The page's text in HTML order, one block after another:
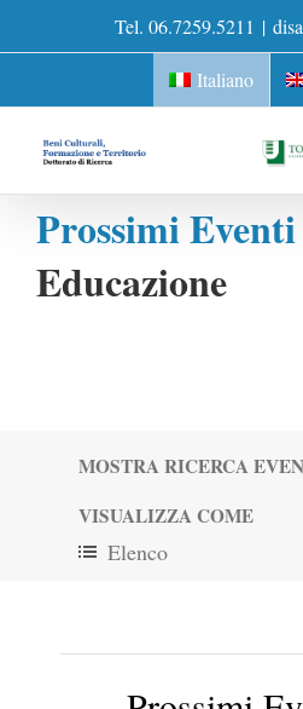
to
Tel. 06.7259.5211 |
Italiano
Prossimi Eventi
Educazione
Eventi
Ricerca
MOSTRA RICERCA
Evento
Viste
VISUALIZZA COME
Elenco